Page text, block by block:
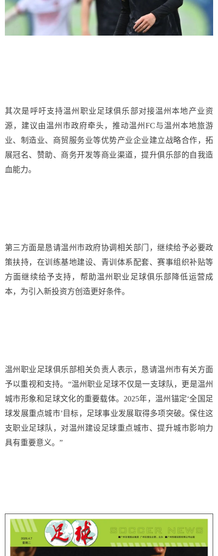
其次是呼吁支持温州职业足球俱乐部对接温州本地产业资
源，建议由温州市政府牵头，推动温州FC与温州本地旅游
业、制造业、商贸服务业等优势产业企业建立战略合作，拓
展冠名、赞助、商务开发等商业渠道，提升俱乐部的自我造
血能力。
第三方面是恳请温州市政府协调相关部门，继续给予必要政
策扶持，在训练基地建设、青训体系配套、赛事组织补贴等
方面继续给予支持，帮助温州职业足球俱乐部降低运营成
本，为引入新投资方创造更好条件。
温州职业足球俱乐部相关负责人表示，恳请温州市有关方面
予以重视和支持。“温州职业足球不仅是一支球队，更是温州
城市形象和足球文化的重要载体。2025年，温州锚定‘全国足
球发展重点城市’目标，足球事业发展取得多项突破。保住这
支职业足球队，对温州建设足球重点城市、提升城市影响力
具有重要意义。”